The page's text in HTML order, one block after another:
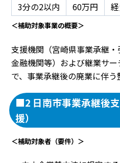
3分の2以内
60万円
＜補助対象事業の概要＞
支援機関（宮崎県事業承継
金融機関等）および継業サ
で、事業承継後の廃業に伴う
■2 日南市事業承継後
援）
＜補助対象者（要件）＞